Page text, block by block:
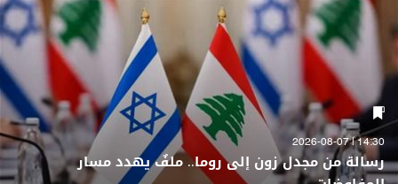
14:30 | 2026-08-07
رسالة من مجدل زون إلى روما.. ملفٌ يهدد مسار